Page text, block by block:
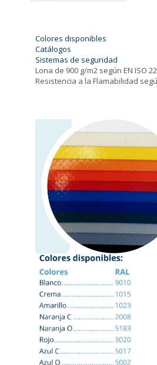
Colores disponibles
Catálogos
Sistemas de seguridad
Lona de 900 g/m2 según EN ISO
Resistencia a la Flamabilidad